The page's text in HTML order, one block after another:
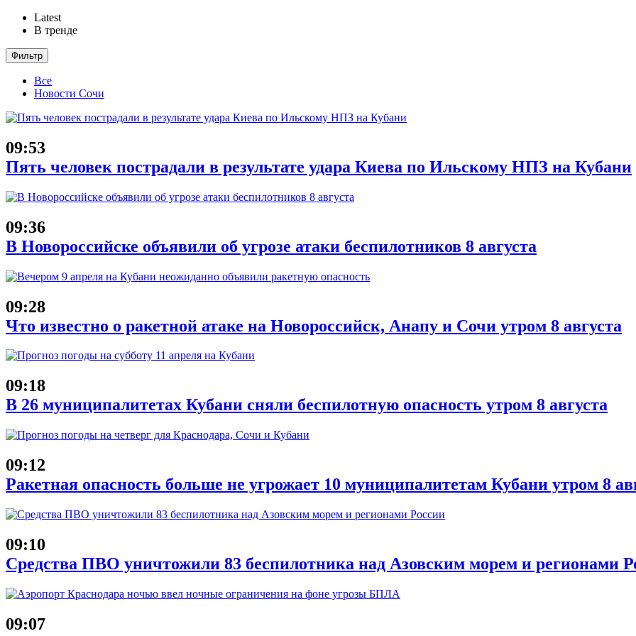
Latest
В тренде
Фильтр
Все
Новости Сочи
09:53
Пять человек пострадали в результате удара Киева по Ильскому НПЗ на Кубани
09:36
В Новороссийске объявили об угрозе атаки беспилотников 8 августа
09:28
Что известно о ракетной атаке на Новороссийск, Анапу и Сочи утром 8 августа
09:18
В 26 муниципалитетах Кубани сняли беспилотную опасность утром 8 августа
09:12
Ракетная опасность больше не угрожает 10 муниципалитетам Кубани утром 8
09:10
Средства ПВО уничтожили 83 беспилотника над Азовским морем и регионами
09:07